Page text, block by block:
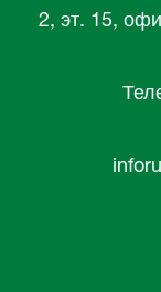
2, эт. 15,